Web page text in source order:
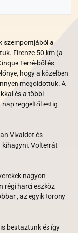
szempontjából a
Firenze 50 km (a
Terré-ből és
hogy a közelben
megoldottuk. A
és a többi
nap reggeltől estig
Vivaldot és
kihagyni. Volterrát
nagyon
régi harci eszköz
az egyik torony
beutaztunk és így